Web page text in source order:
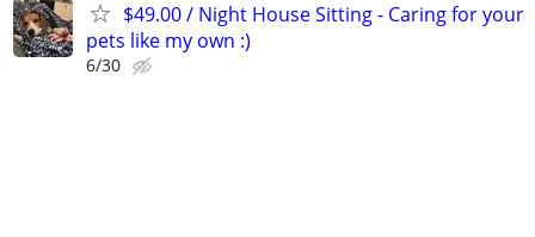
$49.00 / Night House Sitting - Caring for your
pets like my own :)
6/30